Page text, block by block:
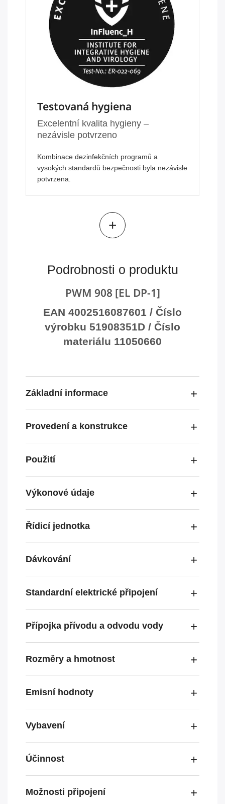
Testovaná hygiena
Excelentní kvalita hygieny –
nezávisle potvrzeno
Kombinace dezinfekčních programů a
vysokých standardů bezpečnosti byla nezávisle
potvrzena.
+
Podrobnosti o produktu
PWM 908 [EL DP-1]
EAN 4002516087601 / Číslo
výrobku 51908351D / Číslo
materiálu 11050660
Základní informace
Provedení a konstrukce
Použití
Výkonové údaje
Řídicí jednotka
Dávkování
Standardní elektrické připojení
Přípojka přívodu a odvodu vody
Rozměry a hmotnost
Emisní hodnoty
Vybavení
Účinnost
Možnosti připojení